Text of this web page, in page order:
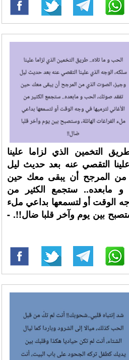
التخمين الذي لزاما علينا
التقصي عنه بعد حديث ليل
من المرجح أن يبقى معك حين
مابعده.. ستجمع الكثير من
الوقت أو لتسمعها بداعي ملء
بين يوم وآخر قلبا ضال!!. -